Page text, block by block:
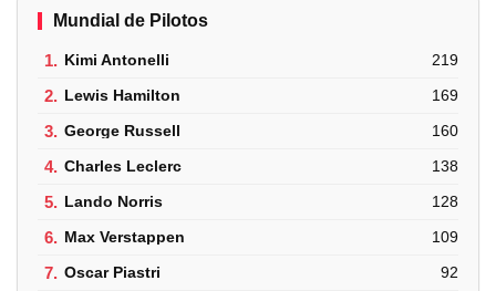
Mundial de Pilotos
1. Kimi Antonelli 219
2. Lewis Hamilton 169
3. George Russell 160
4. Charles Leclerc 138
5. Lando Norris 128
6. Max Verstappen 109
7. Oscar Piastri 92